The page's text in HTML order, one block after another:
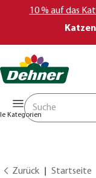
10 % auf das
Kategorien
Zurück Startseite